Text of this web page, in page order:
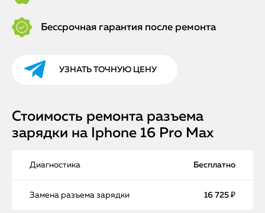
Бессрочная гарантия после ремонта
УЗНАТЬ ТОЧНУЮ ЦЕНУ
Стоимость ремонта разъема
зарядки на Iphone 16 Pro Max
Диагностика Бесплатно
Замена разъема зарядки 16 725 ₽